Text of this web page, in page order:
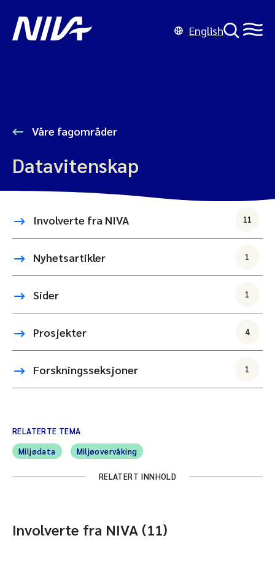
English
Våre fagområder
Datavitenskap
Involverte fra NIVA 11
Nyhetsartikler 1
Sider 1
Prosjekter 4
Forskningsseksjoner 1
RELATERTE TEMA
Miljødata
Miljøovervåking
RELATERT INNHOLD
Involverte fra NIVA (11)